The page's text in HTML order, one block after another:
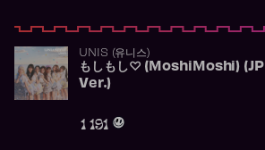
UNIS (유니스)
もしもし♡ (MoshiMoshi) (JP
Ver.)
1 191